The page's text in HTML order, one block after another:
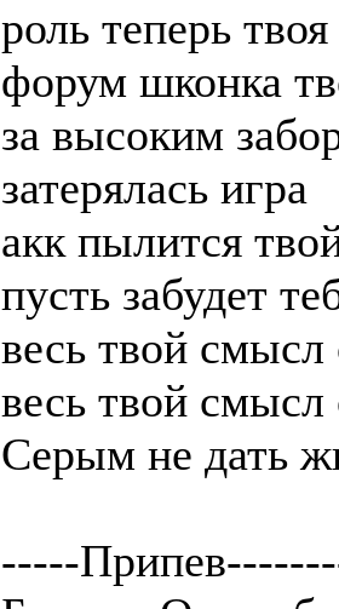
роль теперь
форум шконка
за высоким
затерялась игра
акк пылится
пусть забудет
весь твой
весь твой
Серым не дать
-----